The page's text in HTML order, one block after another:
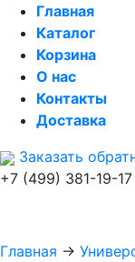
Главная
Каталог
Корзина
О нас
Контакты
Доставка
Заказать
+7 (499) 381-19-17
Главная →